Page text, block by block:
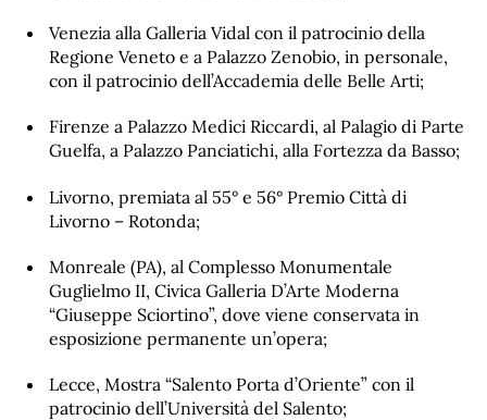
Venezia alla Galleria Vidal con il patrocinio della
Regione Veneto e a Palazzo Zenobio, in personale,
con il patrocinio dell’Accademia delle Belle Arti;
Firenze a Palazzo Medici Riccardi, al Palagio di Parte
Guelfa, a Palazzo Panciatichi, alla Fortezza da Basso;
Livorno, premiata al 55° e 56° Premio Città di
Livorno – Rotonda;
Monreale (PA), al Complesso Monumentale
Guglielmo II, Civica Galleria D’Arte Moderna
“Giuseppe Sciortino”, dove viene conservata in
esposizione permanente un’opera;
Lecce, Mostra “Salento Porta d’Oriente” con il
patrocinio dell’Università del Salento;